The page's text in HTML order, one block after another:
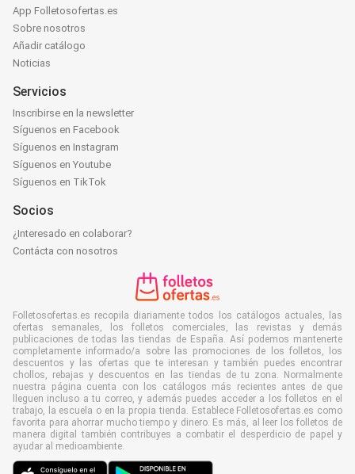
App Folletosofertas.es
Sobre nosotros
Añadir catálogo
Noticias
Servicios
Inscribirse en la newsletter
Síguenos en Facebook
Síguenos en Instagram
Síguenos en Youtube
Síguenos en TikTok
Socios
¿Interesado en colaborar?
Contácta con nosotros
Folletosofertas.es recopila diariamente todos los catálogos actuales, las
ofertas semanales, los folletos comerciales, las revistas y demás
publicaciones de todas las tiendas de España. Así podemos mantenerte
completamente informado/a sobre las promociones de los folletos, los
descuentos y las ofertas que te interesan y también puedes encontrar
chollos, rebajas y descuentos en las tiendas de tu zona. Normalmente
nuestra página cuenta con los catálogos más recientes antes de que
lleguen incluso a tu correo, y además puedes acceder a los folletos en el
trabajo, la escuela o en la propia tienda. Establece Folletosofertas.es como
favorita para ahorrar mucho tiempo y dinero. Es más, al leer los folletos de
manera digital también contribuyes a combatir el desperdicio de papel y
ayudar al medioambiente.